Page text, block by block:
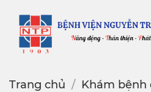
Trang chủ
Khám bệnh